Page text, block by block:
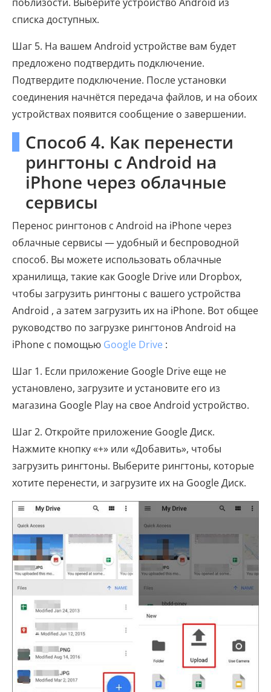
списка доступных.
Шаг 5. На вашем Android устройстве вам будет
предложено подтвердить подключение.
Подтвердите подключение. После установки
соединения начнётся передача файлов, и на обоих
устройствах появится сообщение о завершении.
Способ 4. Как перенести
рингтоны с Android на
iPhone через облачные
сервисы
Перенос рингтонов с Android на iPhone через
облачные сервисы — удобный и беспроводной
способ. Вы можете использовать облачные
хранилища, такие как Google Drive или Dropbox,
чтобы загрузить рингтоны с вашего устройства
Android , а затем загрузить их на iPhone. Вот общее
руководство по загрузке рингтонов Android на
iPhone с помощью Google Drive :
Шаг 1. Если приложение Google Drive еще не
установлено, загрузите и установите его из
магазина Google Play на свое Android устройство.
Шаг 2. Откройте приложение Google Диск.
Нажмите кнопку «+» или «Добавить», чтобы
загрузить рингтоны. Выберите рингтоны, которые
хотите перенести, и загрузите их на Google Диск.